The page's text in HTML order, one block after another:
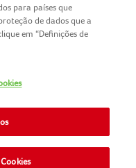
2025
para países que
de dados que a
em “Definições de